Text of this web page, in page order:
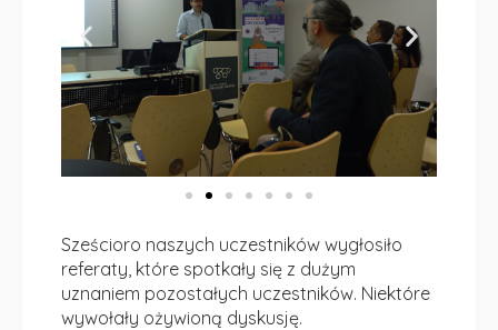
Sześcioro naszych uczestników wygłosiło
referaty, które spotkały się z dużym
uznaniem pozostałych uczestników. Niektóre
wywołały ożywioną dyskusję.